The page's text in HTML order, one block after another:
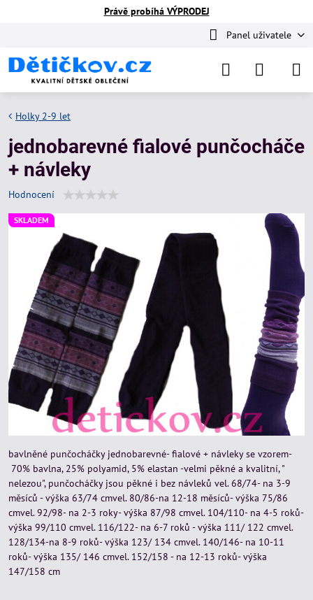
Právě probíhá VÝPRODEJ
Panel uživatele
SKLADEM
Holky 2-9 let
jednobarevné fialové punčocháče
+ návleky
Hodnocení
bavlněné punčocháčky jednobarevné- fialové + návleky se vzorem-
70% bavlna, 25% polyamid, 5% elastan -velmi pěkné a kvalitní, "
nelezou", punčocháčky jsou pěkné i bez návleků vel. 68/74- na 3-9
měsíců - výška 63/74 cmvel. 80/86-na 12-18 měsíců- výška 75/86
cmvel. 92/98- na 2-3 roky- výška 87/98 cmvel. 104/110- na 4-5 roků-
výška 99/110 cmvel. 116/122- na 6-7 roků - výška 111/ 122 cmvel.
128/134-na 8-9 roků- výška 123/ 134 cmvel. 140/146- na 10-11
roků- výška 135/ 146 cmvel. 152/158 - na 12-13 roků- výška
147/158 cm